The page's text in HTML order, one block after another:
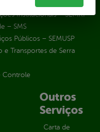
Institucionais – SEMRI
– SMS
Públicos – SEMUSP
e Transportes de Serra
Controle
Outros
Serviços
Carta de